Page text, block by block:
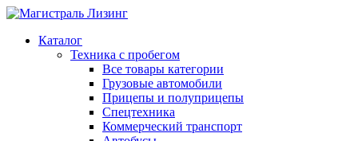
Каталог
Техника с пробегом
Все товары категории
Грузовые автомобили
Прицепы и полуприцепы
Спецтехника
Коммерческий транспорт